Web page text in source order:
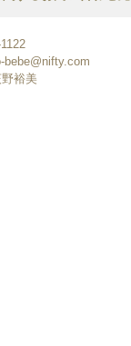
bebe@nifty.com
裕美